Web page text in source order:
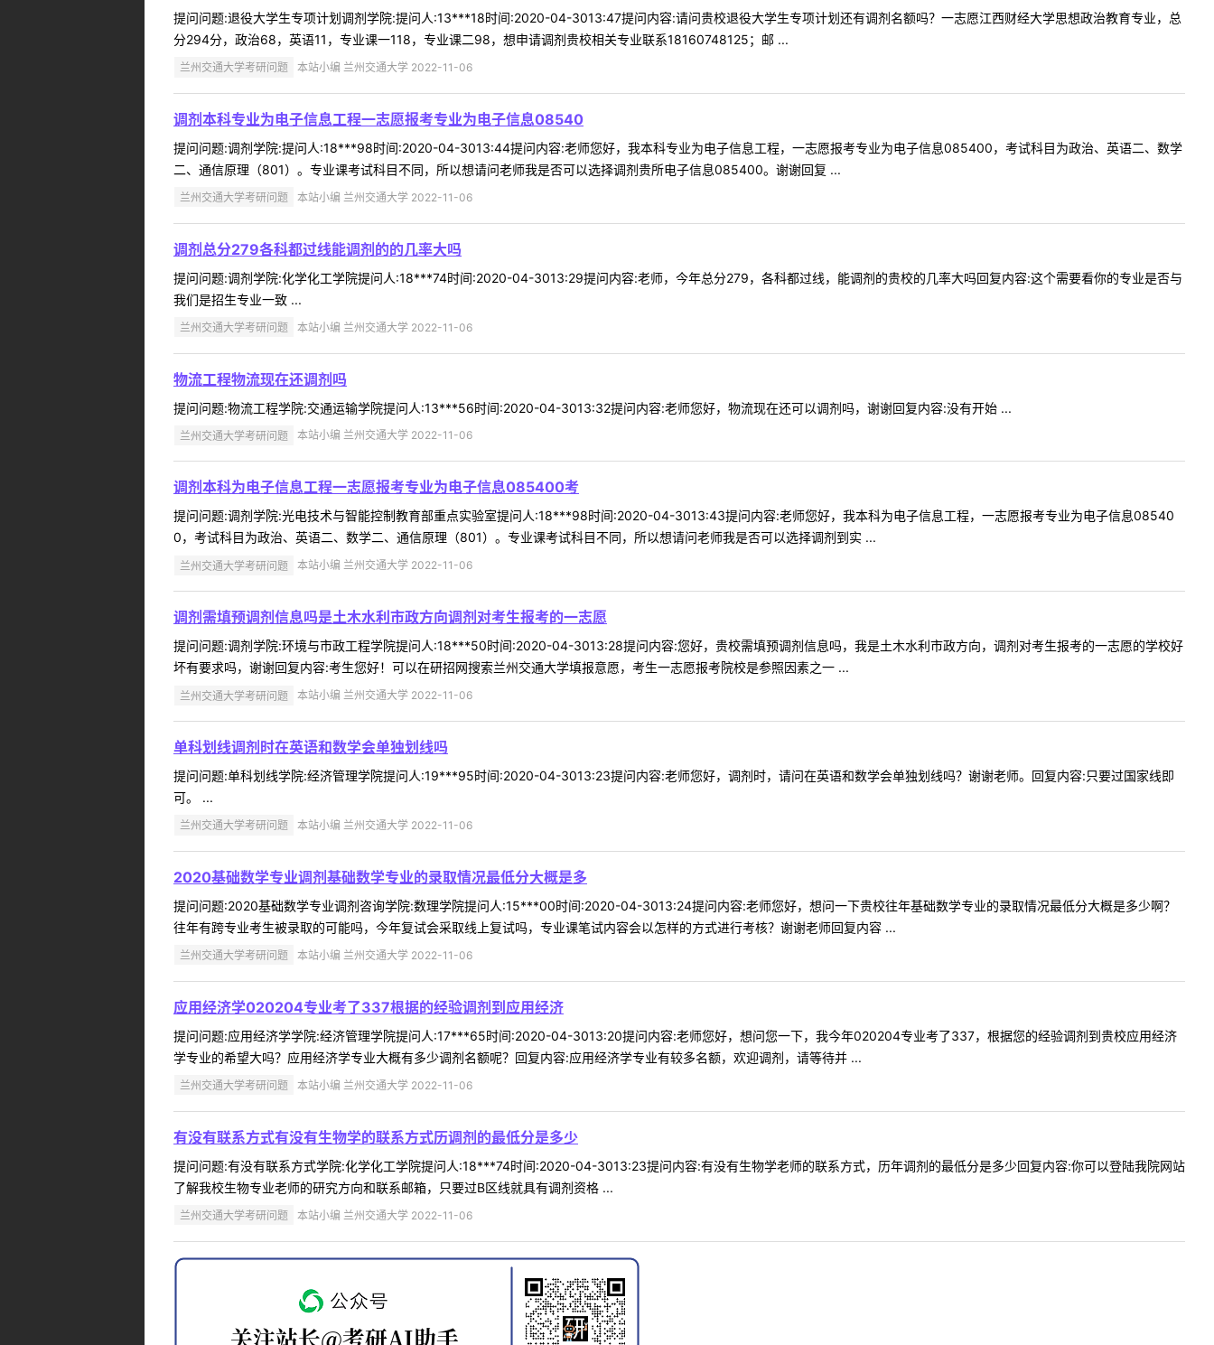
提问问题:退役大学生专项计划调剂学院:提问人:13***18时间:2020-04-3013:47提问内容:请问贵校退役大学生专项计划还有调剂名额吗？一志愿江西财经大学思想政治教育专业，总
分294分，政治68，英语11，专业课一118，专业课二98，想申请调剂贵校相关专业联系18160748125；邮 ...
兰州交通大学考研问题 本站小编 兰州交通大学 2022-11-06
调剂本科专业为电子信息工程一志愿报考专业为电子信息08540
提问问题:调剂学院:提问人:18***98时间:2020-04-3013:44提问内容:老师您好，我本科专业为电子信息工程，一志愿报考专业为电子信息085400，考试科目为政治、英语二、数学
二、通信原理（801）。专业课考试科目不同，所以想请问老师我是否可以选择调剂贵所电子信息085400。谢谢回复 ...
兰州交通大学考研问题 本站小编 兰州交通大学 2022-11-06
调剂总分279各科都过线能调剂的的几率大吗
提问问题:调剂学院:化学化工学院提问人:18***74时间:2020-04-3013:29提问内容:老师，今年总分279，各科都过线，能调剂的贵校的几率大吗回复内容:这个需要看你的专业是否与
我们是招生专业一致 ...
兰州交通大学考研问题 本站小编 兰州交通大学 2022-11-06
物流工程物流现在还调剂吗
提问问题:物流工程学院:交通运输学院提问人:13***56时间:2020-04-3013:32提问内容:老师您好，物流现在还可以调剂吗，谢谢回复内容:没有开始 ...
兰州交通大学考研问题 本站小编 兰州交通大学 2022-11-06
调剂本科为电子信息工程一志愿报考专业为电子信息085400考
提问问题:调剂学院:光电技术与智能控制教育部重点实验室提问人:18***98时间:2020-04-3013:43提问内容:老师您好，我本科为电子信息工程，一志愿报考专业为电子信息08540
0，考试科目为政治、英语二、数学二、通信原理（801）。专业课考试科目不同，所以想请问老师我是否可以选择调剂到实 ...
兰州交通大学考研问题 本站小编 兰州交通大学 2022-11-06
调剂需填预调剂信息吗是土木水利市政方向调剂对考生报考的一志愿
提问问题:调剂学院:环境与市政工程学院提问人:18***50时间:2020-04-3013:28提问内容:您好，贵校需填预调剂信息吗，我是土木水利市政方向，调剂对考生报考的一志愿的学校好
坏有要求吗，谢谢回复内容:考生您好！可以在研招网搜索兰州交通大学填报意愿，考生一志愿报考院校是参照因素之一 ...
兰州交通大学考研问题 本站小编 兰州交通大学 2022-11-06
单科划线调剂时在英语和数学会单独划线吗
提问问题:单科划线学院:经济管理学院提问人:19***95时间:2020-04-3013:23提问内容:老师您好，调剂时，请问在英语和数学会单独划线吗？谢谢老师。回复内容:只要过国家线即
可。 ...
兰州交通大学考研问题 本站小编 兰州交通大学 2022-11-06
2020基础数学专业调剂基础数学专业的录取情况最低分大概是多
提问问题:2020基础数学专业调剂咨询学院:数理学院提问人:15***00时间:2020-04-3013:24提问内容:老师您好，想问一下贵校往年基础数学专业的录取情况最低分大概是多少啊？
往年有跨专业考生被录取的可能吗，今年复试会采取线上复试吗，专业课笔试内容会以怎样的方式进行考核？谢谢老师回复内容 ...
兰州交通大学考研问题 本站小编 兰州交通大学 2022-11-06
应用经济学020204专业考了337根据的经验调剂到应用经济
提问问题:应用经济学学院:经济管理学院提问人:17***65时间:2020-04-3013:20提问内容:老师您好，想问您一下，我今年020204专业考了337，根据您的经验调剂到贵校应用经济
学专业的希望大吗？应用经济学专业大概有多少调剂名额呢？回复内容:应用经济学专业有较多名额，欢迎调剂，请等待并 ...
兰州交通大学考研问题 本站小编 兰州交通大学 2022-11-06
有没有联系方式有没有生物学的联系方式历调剂的最低分是多少
提问问题:有没有联系方式学院:化学化工学院提问人:18***74时间:2020-04-3013:23提问内容:有没有生物学老师的联系方式，历年调剂的最低分是多少回复内容:你可以登陆我院网站
了解我校生物专业老师的研究方向和联系邮箱，只要过B区线就具有调剂资格 ...
兰州交通大学考研问题 本站小编 兰州交通大学 2022-11-06